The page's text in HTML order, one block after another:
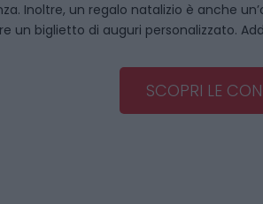
Inoltre, un regalo natalizio è anche
un biglietto di auguri personalizzato.
SCOPRI LE